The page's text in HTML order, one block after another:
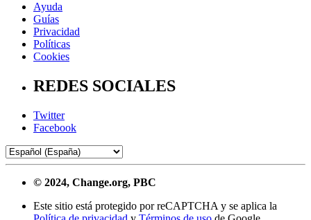
Ayuda
Guías
Privacidad
Políticas
Cookies
REDES SOCIALES
Twitter
Facebook
© 2024, Change.org, PBC
Este sitio está protegido por reCAPTCHA y se aplica la